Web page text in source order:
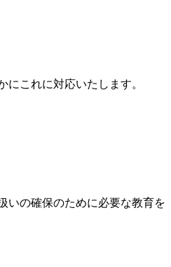
これに対応いたします。
いの確保のために必要な教育を